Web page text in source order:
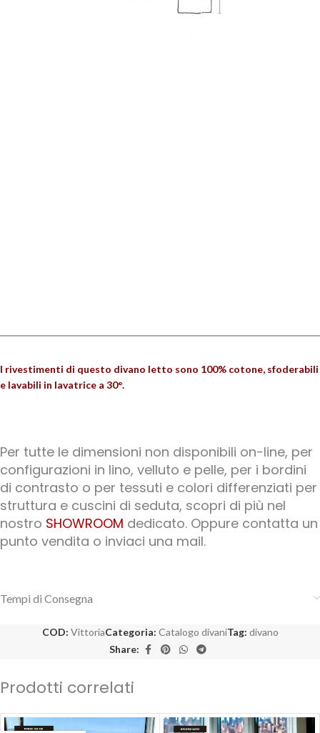
I rivestimenti di questo divano letto sono 100% cotone, sfoderabili
e lavabili in lavatrice a 30°.
Per tutte le dimensioni non disponibili on-line, per
configurazioni in lino, velluto e pelle, per i bordini
di contrasto o per tessuti e colori differenziati per
struttura e cuscini di seduta, scopri di più nel
nostro SHOWROOM dedicato. Oppure contatta un
punto vendita o inviaci una mail.
Tempi di Consegna
COD: VittoriaCategoria: Catalogo divaniTag: divano
Share:
Prodotti correlati